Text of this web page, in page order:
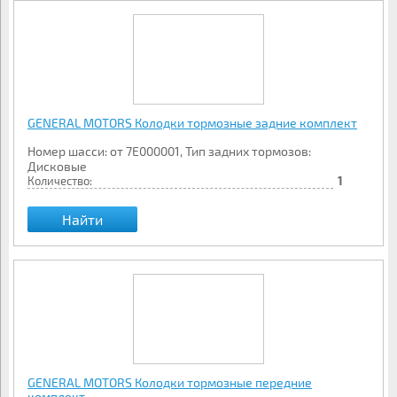
GENERAL MOTORS Колодки тормозные задние комплект
Номер шасси: от 7E000001, Тип задних тормозов:
Дисковые
Количество: 1
Найти
GENERAL MOTORS Колодки тормозные передние